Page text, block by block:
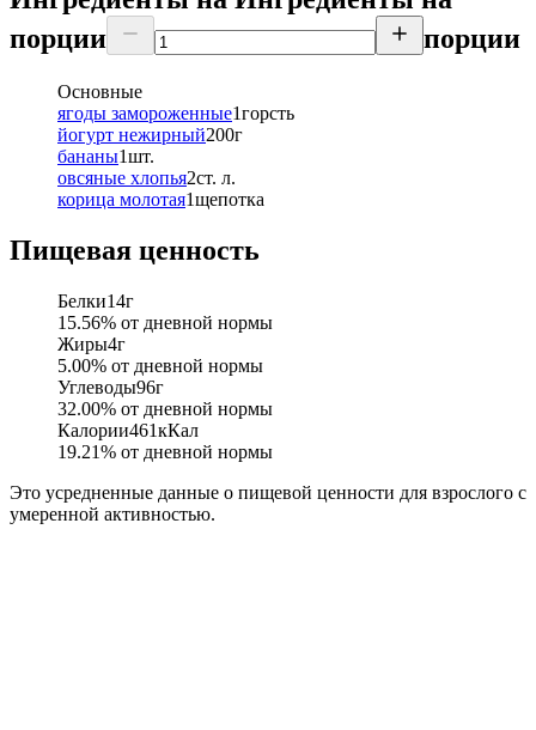
порции
порции
Основные
ягоды замороженные1горсть
йогурт нежирный200г
бананы1шт.
овсяные хлопья2ст. л.
корица молотая1щепотка
Пищевая ценность
Белки14г
15.56% от дневной нормы
Жиры4г
5.00% от дневной нормы
Углеводы96г
32.00% от дневной нормы
Калории461кКал
19.21% от дневной нормы
Это усредненные данные о пищевой ценности для взрослого с
умеренной активностью.